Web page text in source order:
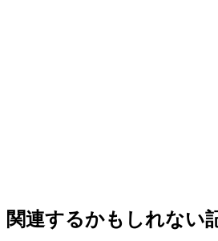
関連するかもしれない